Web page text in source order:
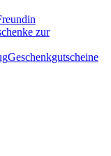
zur
Geschenkgutscheine